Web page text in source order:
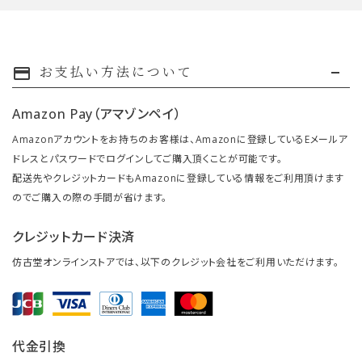
payment お支払い方法について
Amazon Pay（アマゾンペイ）
Amazonアカウントをお持ちのお客様は、Amazonに登録しているEメールア
ドレスとパスワードでログインしてご購入頂くことが可能です。
配送先やクレジットカードもAmazonに登録している情報をご利用頂けます
のでご購入の際の手間が省けます。
クレジットカード決済
仿古堂オンラインストアでは、以下のクレジット会社をご利用いただけます。
代金引換